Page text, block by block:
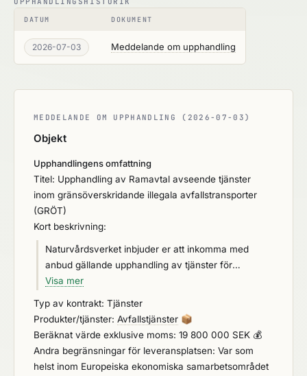
DATUM DOKUMENT
2026-07-03 Meddelande om upphandling
MEDDELANDE OM UPPHANDLING (2026-07-03)
Objekt
Upphandlingens omfattning
Titel: Upphandling av Ramavtal avseende tjänster
inom gränsöverskridande illegala avfallstransporter
(GRÖT)
Kort beskrivning:
Naturvårdsverket inbjuder er att inkomma med
anbud gällande upphandling av tjänster för
hantering av återtag av gränsöverskridande olagliga
effektiv och ändamålsenlig hantering av återtag av
olagliga gränsöverskridande avfallstransporter,
ska ske inom de ramar som fastställs i
Visa mer
Typ av kontrakt: Tjänster
Produkter/tjänster: Avfallstjänster 📦
Beräknat värde exklusive moms: 19 800 000 SEK 💰
Andra begränsningar för leveransplatsen: Var som
helst inom Europeiska ekonomiska samarbetsområdet